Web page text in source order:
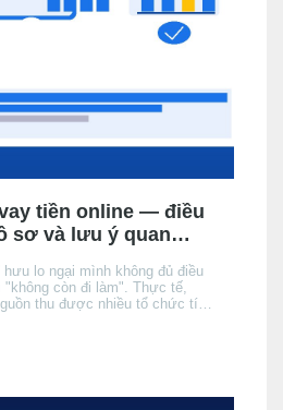
tiền online — điều
sơ và lưu ý quan
lo ngại mình không đủ điều
còn đi làm". Thực tế,
thu được nhiều tổ chức tín